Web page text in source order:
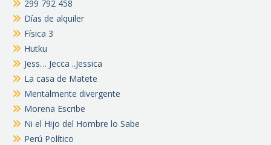
299 792 458
Días de alquiler
Física 3
Hutku
Jess… Jecca ..Jessica
La casa de Matete
Mentalmente divergente
Morena Escribe
Ni el Hijo del Hombre lo Sabe
Perú Político